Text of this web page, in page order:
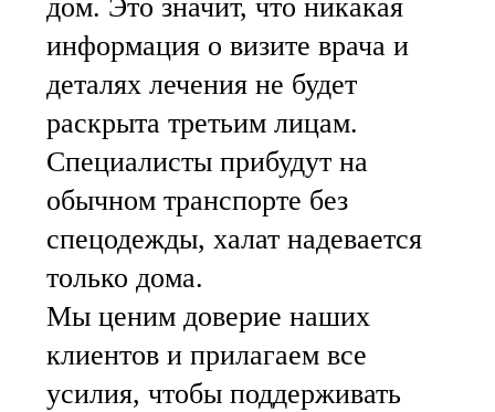
дом. Это значит, что никакая
информация о визите врача и
деталях лечения не будет
раскрыта третьим лицам.
Специалисты прибудут на
обычном транспорте без
спецодежды, халат надевается
только дома.
Мы ценим доверие наших
клиентов и прилагаем все
усилия, чтобы поддерживать